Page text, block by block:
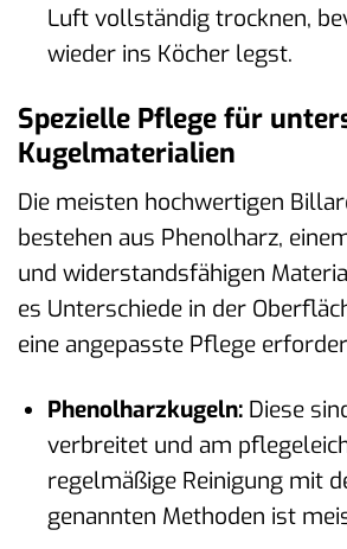
Luft vollständig trocknen,
wieder ins Köcher legst.
Spezielle Pflege für
Kugelmaterialien
Die meisten hochwertigen
bestehen aus Phenolharz,
und widerstandsfähigen
es Unterschiede in der
eine angepasste Pflege
Phenolharzkugeln:Diese
verbreitet und am
regelmäßige Reinigung mit
genannten Methoden ist